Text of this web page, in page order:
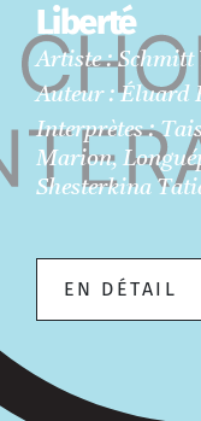
Liberté
Artiste : Schmitt
Auteur : Éluard
Interprètes :
Marion,
Shesterkina
EN DÉTAIL